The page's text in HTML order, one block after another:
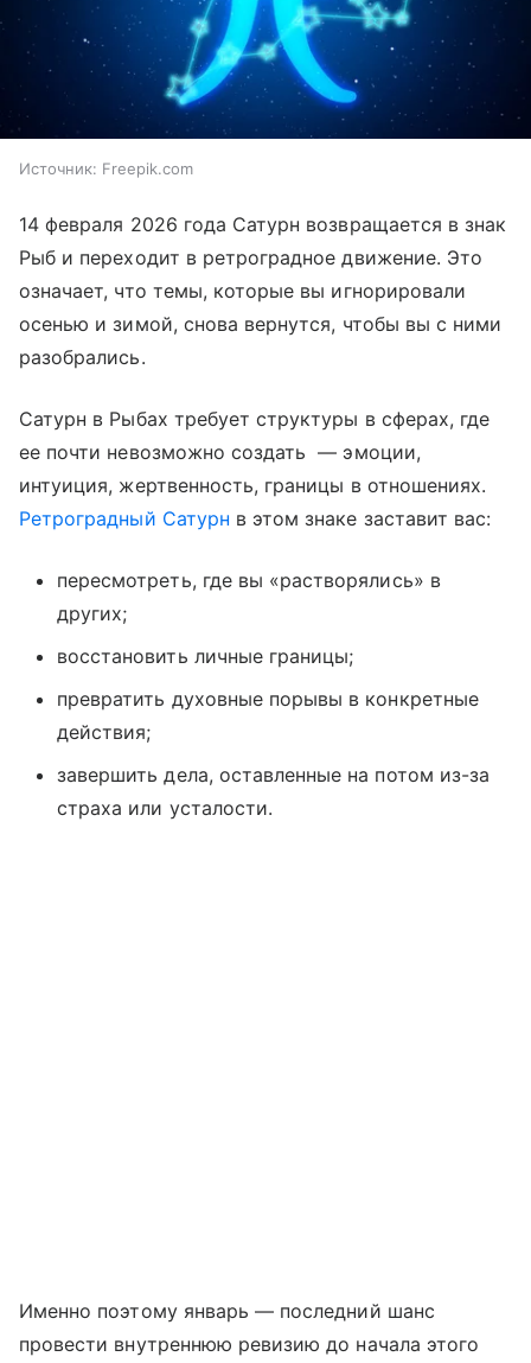
Источник: Freepik.com
14 февраля 2026 года Сатурн возвращается в знак
Рыб и переходит в ретроградное движение. Это
означает, что темы, которые вы игнорировали
осенью и зимой, снова вернутся, чтобы вы с ними
разобрались.
Сатурн в Рыбах требует структуры в сферах, где
ее почти невозможно создать — эмоции,
интуиция, жертвенность, границы в отношениях.
Ретроградный Сатурн в этом знаке заставит вас:
пересмотреть, где вы «растворялись» в
других;
восстановить личные границы;
превратить духовные порывы в конкретные
действия;
завершить дела, оставленные на потом из-за
страха или усталости.
Именно поэтому январь — последний шанс
провести внутреннюю ревизию до начала этого